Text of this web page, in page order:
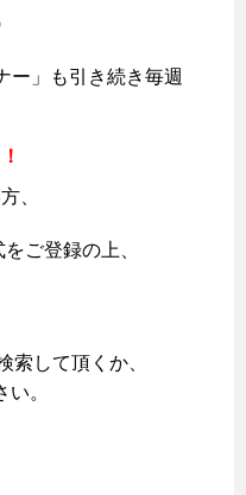
ー」も引き続き毎週
、
ご登録の上、
して頂くか、
。